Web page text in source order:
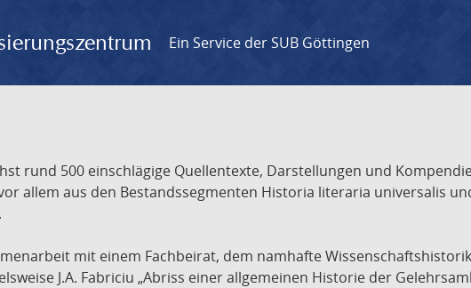
Ein Service der SUB Göttingen
rund 500 einschlägige Quellentexte, Darstellungen und
allem aus den Bestandssegmenten Historia literaria universalis
mit einem Fachbeirat, dem namhafte
J.A. Fabriciu „Abriss einer allgemeinen Historie der